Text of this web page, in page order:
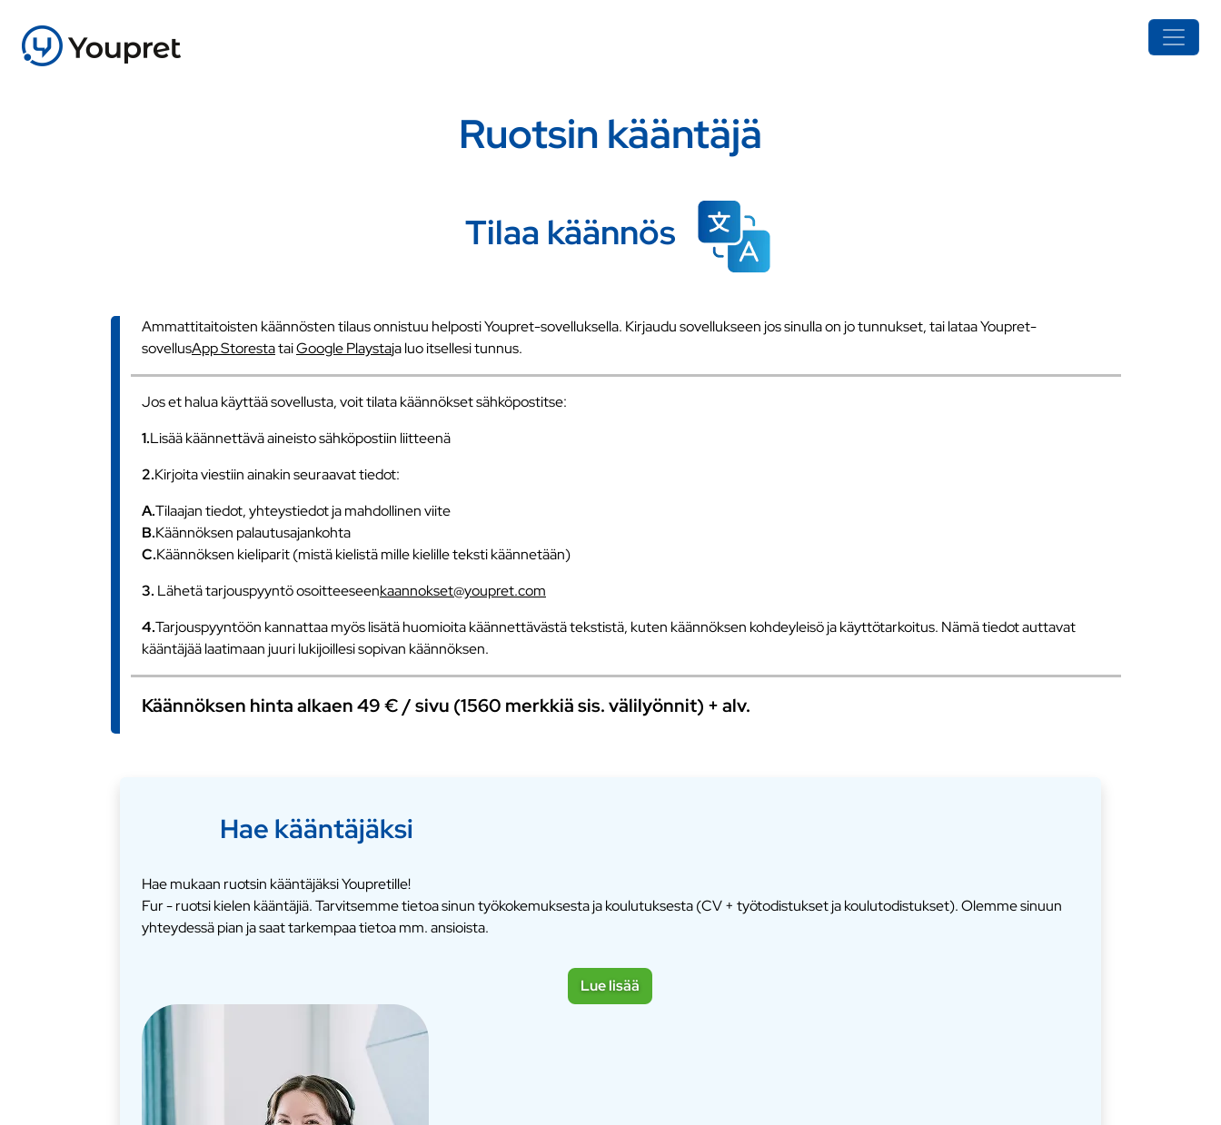
Ruotsin kääntäjä
Tilaa käännös
Ammattitaitoisten käännösten tilaus onnistuu helposti Youpret-sovelluksella. Kirjaudu sovellukseen jos sinulla on jo tunnukset, tai lataa Youpret-
sovellusApp StorestataiGoogle Playstaja luo itsellesi tunnus.
Jos et halua käyttää sovellusta, voit tilata käännökset sähköpostitse:
1.Lisää käännettävä aineisto sähköpostiin liitteenä
2.Kirjoita viestiin ainakin seuraavat tiedot:
A.Tilaajan tiedot, yhteystiedot ja mahdollinen viite
B.Käännöksen palautusajankohta
C.Käännöksen kieliparit (mistä kielistä mille kielille teksti käännetään)
3. Lähetä tarjouspyyntö osoitteeseenkaannokset@youpret.com
4.Tarjouspyyntöön kannattaa myös lisätä huomioita käännettävästä tekstistä, kuten käännöksen kohdeyleisö ja käyttötarkoitus. Nämä tiedot auttavat
kääntäjää laatimaan juuri lukijoillesi sopivan käännöksen.
Käännöksen hinta alkaen 49 € / sivu (1560 merkkiä sis. välilyönnit) + alv.
Hae kääntäjäksi
Hae mukaan ruotsin kääntäjäksi Youpretille!
Fur - ruotsi kielen kääntäjiä. Tarvitsemme tietoa sinun työkokemuksesta ja koulutuksesta (CV + työtodistukset ja koulutodistukset). Olemme sinuun
yhteydessä pian ja saat tarkempaa tietoa mm. ansioista.
Lue lisää